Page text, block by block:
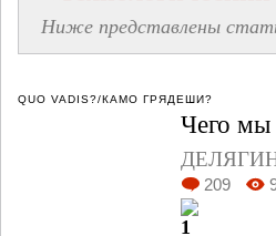
Ниже представлены
QUO VADIS?/КАМО ГРЯДЕШИ?
Чего мы
ДЕЛЯГИН
209